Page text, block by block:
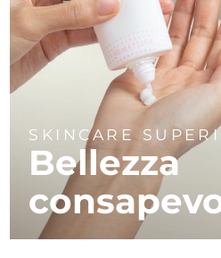
SKINCARE
Bellezza
Filippine
Polonia
Portogallo
Portorico
Qatar
Riunione